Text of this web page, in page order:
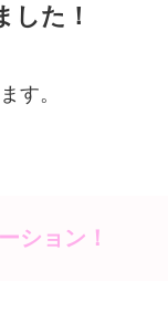
した！
す。
ション！